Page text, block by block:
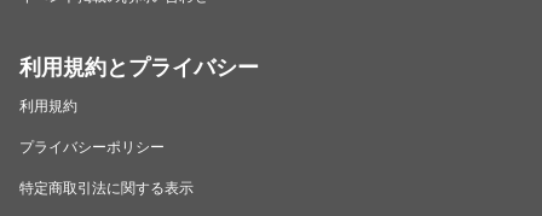
利用規約とプライバシー
利用規約
プライバシーポリシー
特定商取引法に関する表示